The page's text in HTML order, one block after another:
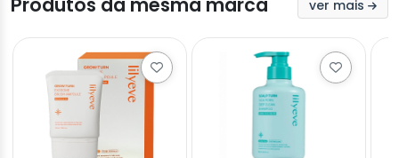
ver mais